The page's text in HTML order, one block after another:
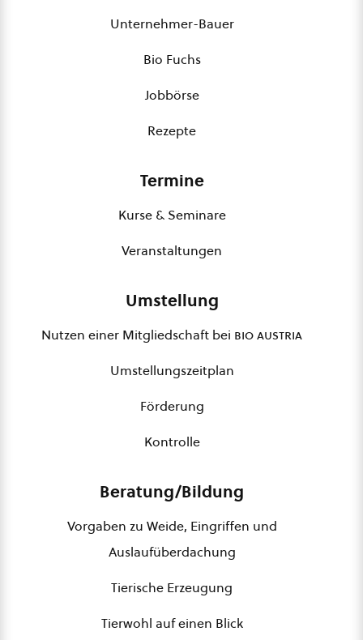
Unternehmer-Bauer
Bio Fuchs
Jobbörse
Rezepte
Termine
Kurse & Seminare
Veranstaltungen
Umstellung
Nutzen einer Mitgliedschaft bei bio austria
Umstellungszeitplan
Förderung
Kontrolle
Beratung/Bildung
Vorgaben zu Weide, Eingriffen und
Auslaufüberdachung
Tierische Erzeugung
Tierwohl auf einen Blick